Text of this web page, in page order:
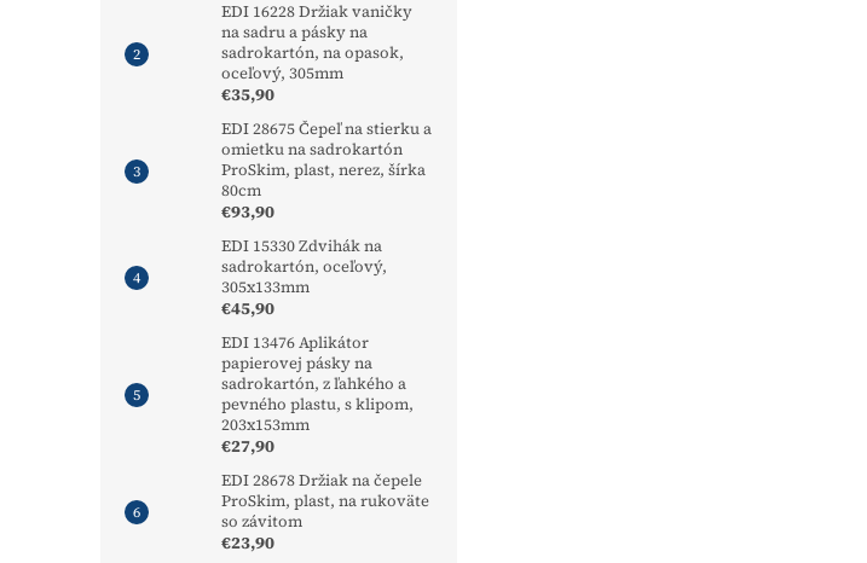
EDI 16228 Držiak vaničky
na sadru a pásky na
sadrokartón, na opasok,
oceľový, 305mm
€35,90
EDI 28675 Čepeľ na stierku a
omietku na sadrokartón
ProSkim, plast, nerez, šírka
80cm
€93,90
EDI 15330 Zdvihák na
sadrokartón, oceľový,
305x133mm
€45,90
EDI 13476 Aplikátor
papierovej pásky na
sadrokartón, z ľahkého a
pevného plastu, s klipom,
203x153mm
€27,90
EDI 28678 Držiak na čepele
ProSkim, plast, na rukoväte
so závitom
€23,90